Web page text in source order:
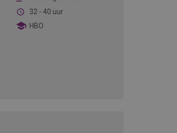
32 - 40 uur
HBO